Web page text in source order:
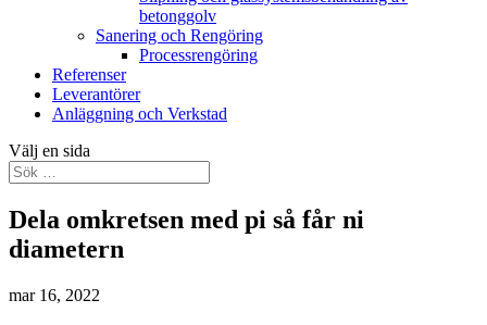
betonggolv
Sanering och Rengöring
Processrengöring
Referenser
Leverantörer
Anläggning och Verkstad
Välj en sida
Dela omkretsen med pi så får ni
diametern
mar 16, 2022